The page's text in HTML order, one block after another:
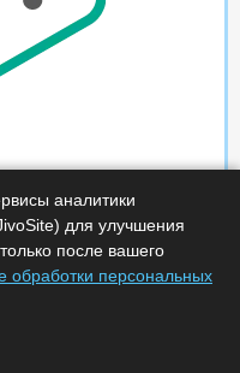
аналитики
для улучшения
после вашего
обработки персональных